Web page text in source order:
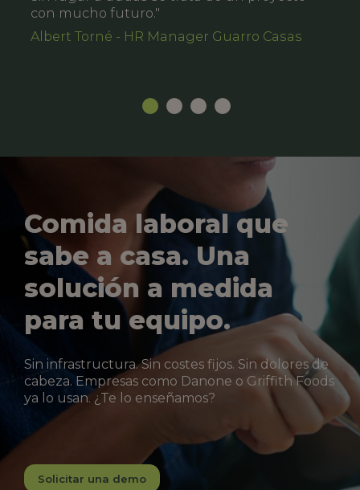
con mucho futuro."
Albert Torné - HR Manager Guarro Casas
Comida laboral que
sabe a casa. Una
solución a medida
para tu equipo.
Sin infrastructura. Sin costes fijos. Sin dolores de
cabeza. Empresas como Danone o Griffith Foods
ya lo usan. ¿Te lo enseñamos?
Solicitar una demo